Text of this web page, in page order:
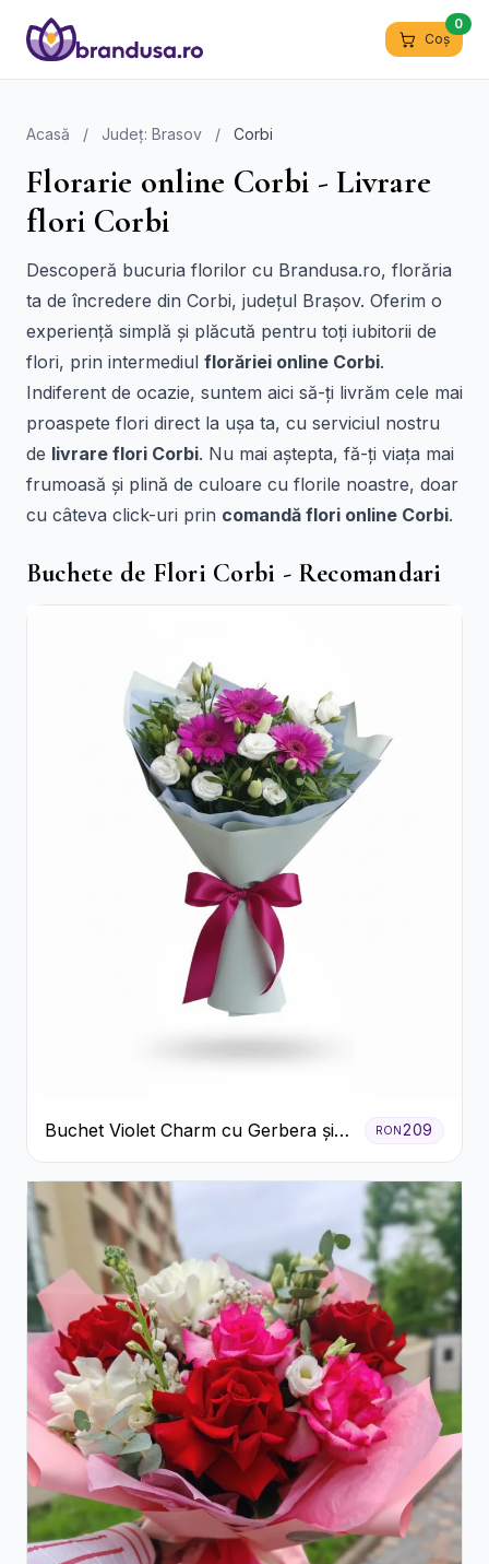
Coș
0
Acasă / Județ: Brasov / Corbi
Florarie online Corbi - Livrare
flori Corbi
Descoperă bucuria florilor cu Brandusa.ro, florăria
ta de încredere din Corbi, județul Brașov. Oferim o
experiență simplă și plăcută pentru toți iubitorii de
flori, prin intermediul florăriei online Corbi.
Indiferent de ocazie, suntem aici să-ți livrăm cele mai
proaspete flori direct la ușa ta, cu serviciul nostru
de livrare flori Corbi. Nu mai aștepta, fă-ți viața mai
frumoasă și plină de culoare cu florile noastre, doar
cu câteva click-uri prin comandă flori online Corbi.
Buchete de Flori Corbi - Recomandari
Buchet Violet Charm cu Gerbera și
Lisianthus Alb
RON209